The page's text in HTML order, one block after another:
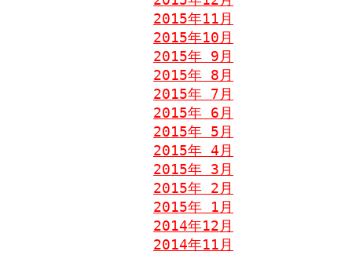
2015年11月
2015年10月
2015年 9月
2015年 8月
2015年 7月
2015年 6月
2015年 5月
2015年 4月
2015年 3月
2015年 2月
2015年 1月
2014年12月
2014年11月